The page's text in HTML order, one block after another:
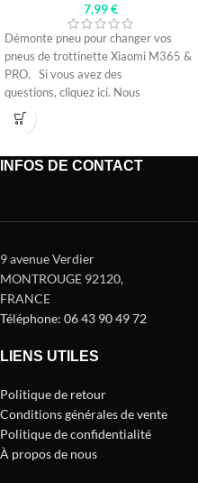
7,99€
Démonte pneu pour changer vos
pneus de trottinette Xiaomi M365 &
PRO. Si vous avez des
questions, cliquez ici. Nous
INFOS DE CONTACT
9 avenue Verdier
MONTROUGE 92120,
FRANCE
Téléphone: 06 43 90 49 72
LIENS UTILES
Politique de retour
Conditions générales de vente
Politique de confidentialité
À propos de nous